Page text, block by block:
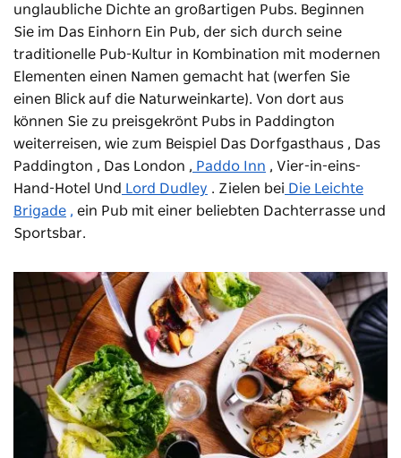
unglaubliche Dichte an großartigen Pubs. Beginnen
Sie im Das Einhorn Ein Pub, der sich durch seine
traditionelle Pub-Kultur in Kombination mit modernen
Elementen einen Namen gemacht hat (werfen Sie
einen Blick auf die Naturweinkarte). Von dort aus
können Sie zu preisgekrönt Pubs in Paddington
weiterreisen, wie zum Beispiel
Das Dorfgasthaus , Das
Paddington , Das London , Paddo Inn , Vier-in-eins-
Hand-Hotel Und Lord Dudley . Zielen bei Die Leichte
Brigade , ein Pub mit einer beliebten Dachterrasse und
Sportsbar.